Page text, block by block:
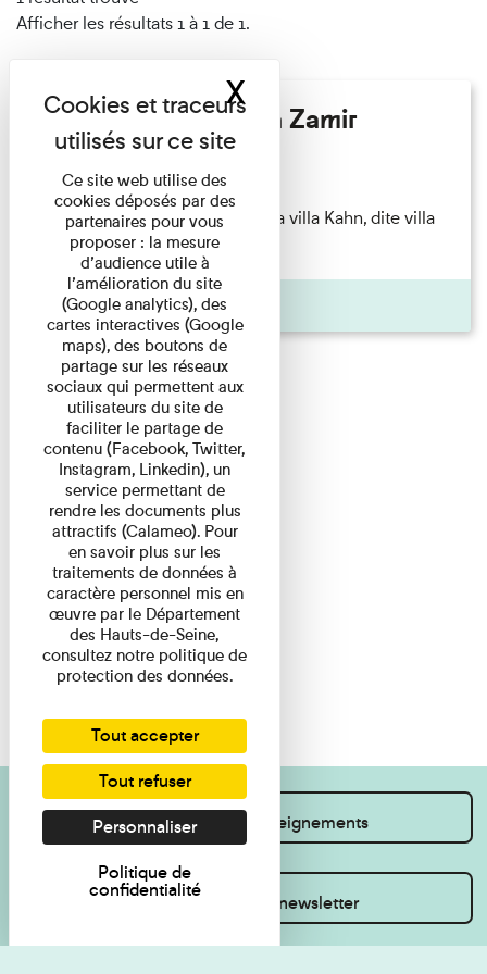
Afficher les résultats 1 à 1 de 1.
Hélène Gaudy - Villa Zamir
Lecture
couchant) [Angle nord-est de la villa Kahn, dite villa
Zamir et lumières du ...
Pages
Je souhaite des renseignements
Inscrivez-vous à la newsletter
Ce site web utilise des
cookies déposés par des
partenaires pour vous
proposer : la mesure
d’audience utile à
l’amélioration du site
(Google analytics), des
cartes interactives (Google
maps), des boutons de
partage sur les réseaux
sociaux qui permettent aux
utilisateurs du site de
faciliter le partage de
contenu (Facebook, Twitter,
Instagram, Linkedin), un
service permettant de
rendre les documents plus
attractifs (Calameo). Pour
en savoir plus sur les
traitements de données à
caractère personnel mis en
œuvre par le Département
des Hauts-de-Seine,
consultez notre politique de
protection des données.
Tout accepter
Tout refuser
Personnaliser
Politique de
confidentialité
XMasquer le